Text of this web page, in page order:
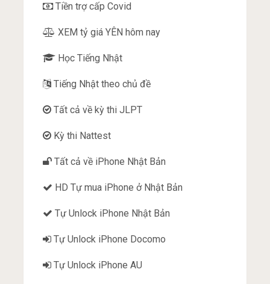
Tiền trợ cấp Covid
XEM tỷ giá YÊN hôm nay
Học Tiếng Nhật
Tiếng Nhật theo chủ đề
Tất cả về kỳ thi JLPT
Kỳ thi Nattest
Tất cả về iPhone Nhật Bản
HD Tự mua iPhone ở Nhật Bản
Tự Unlock iPhone Nhật Bản
Tự Unlock iPhone Docomo
Tự Unlock iPhone AU